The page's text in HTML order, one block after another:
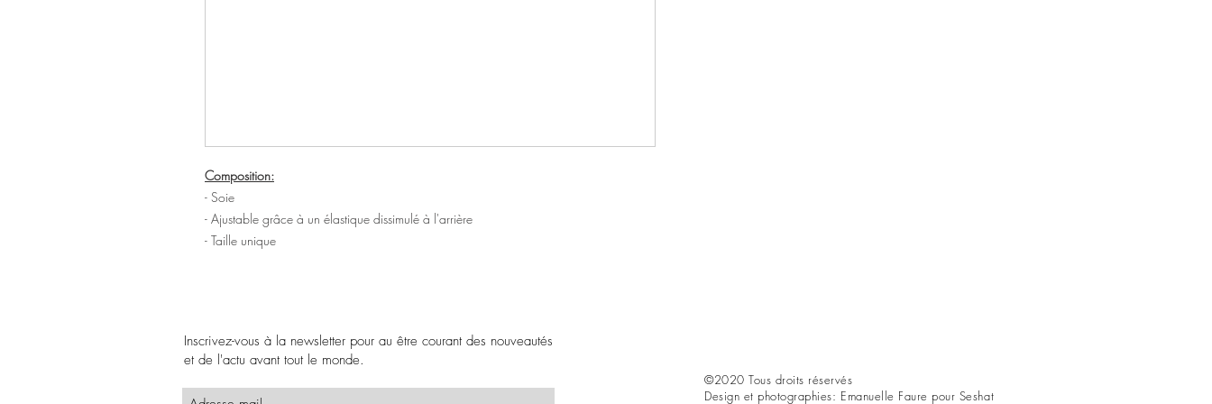
Composition:
- Soie
- Ajustable grâce à un élastique dissimulé à l'arrière
- Taille unique
Inscrivez-vous à la newsletter pour au être courant des nouveautés
et de l'actu avant tout le monde.
©2020 Tous droits réservés
Design et photographies: Emanuelle Faure pour Seshat